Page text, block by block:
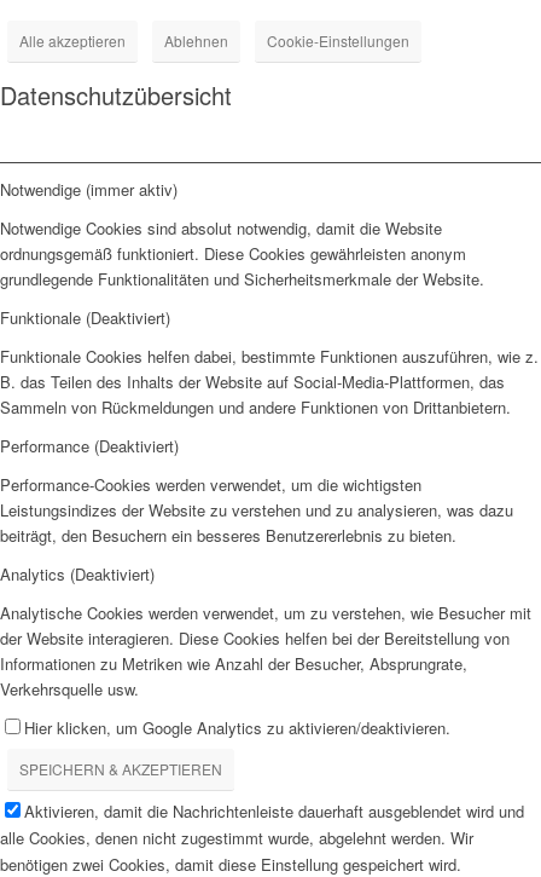
Alle akzeptieren Ablehnen Cookie-Einstellungen
Datenschutzübersicht
Notwendige (immer aktiv)
Notwendige Cookies sind absolut notwendig, damit die Website
ordnungsgemäß funktioniert. Diese Cookies gewährleisten anonym
grundlegende Funktionalitäten und Sicherheitsmerkmale der Website.
Funktionale (Deaktiviert)
Funktionale Cookies helfen dabei, bestimmte Funktionen auszuführen, wie z.
B. das Teilen des Inhalts der Website auf Social-Media-Plattformen, das
Sammeln von Rückmeldungen und andere Funktionen von Drittanbietern.
Performance (Deaktiviert)
Performance-Cookies werden verwendet, um die wichtigsten
Leistungsindizes der Website zu verstehen und zu analysieren, was dazu
beiträgt, den Besuchern ein besseres Benutzererlebnis zu bieten.
Analytics (Deaktiviert)
Analytische Cookies werden verwendet, um zu verstehen, wie Besucher mit
der Website interagieren. Diese Cookies helfen bei der Bereitstellung von
Informationen zu Metriken wie Anzahl der Besucher, Absprungrate,
Verkehrsquelle usw.
Hier klicken, um Google Analytics zu aktivieren/deaktivieren.
SPEICHERN & AKZEPTIEREN
Aktivieren, damit die Nachrichtenleiste dauerhaft ausgeblendet wird und
alle Cookies, denen nicht zugestimmt wurde, abgelehnt werden. Wir
benötigen zwei Cookies, damit diese Einstellung gespeichert wird.